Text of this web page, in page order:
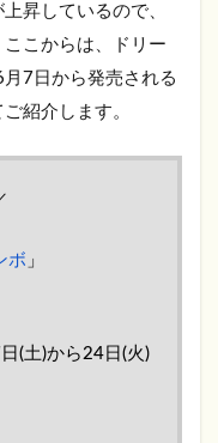
昇しているので、
こからは、ドリー
7日から発売される
紹介します。
ボ 」
日(土)から24日(火)